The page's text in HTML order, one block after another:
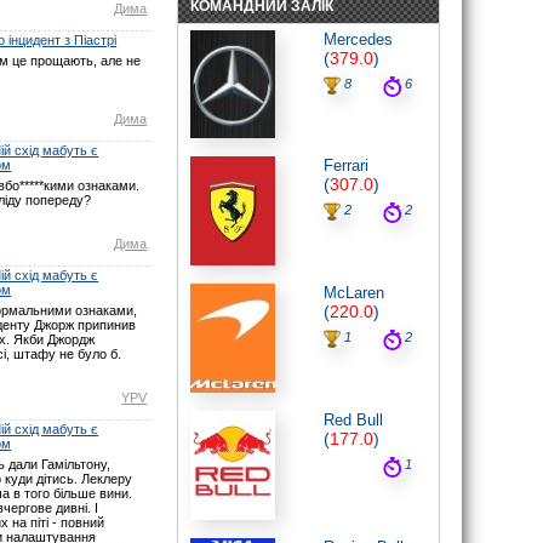
Дима
з Піастрі
це прощають, але не
Дима
схід мабуть є
ознаками.
попереду?
Дима
схід мабуть є
ознаками,
Джорж припинив
Якби Джордж
штафу не було б.
YPV
схід мабуть є
Гамільтону,
дітись. Леклеру
в того більше вини.
дивні. І
на піті - повний
налаштування
noteyu: Мабуть Ви не туди глянули? У
Монако початок о 16:00 за Києвом.
Нічого не змінювалось.
07.06.26 17:21
maxizh: І знову у вас помилки з
часом початку гонки. По вашим
помилкам люди пропускають гонку.
годину початку гонок. Другий рік
косячите. Не серйозно.
07.06.26 15:22
noteyu: Тут трансляцій немає.
Sweden1984: Вітаю шановні.
03.05.26 18:41
: Тепер головна інтрига:
залишиться Кімі лідером на старті чи,
візьме не Джордж, а Кімі.
29.03.26 15:37
noteyu: Перевантаження 50G відчув
Берман під час зіткнення з бар'єром,
повідомив Девід Крофт
Дима: Навряд — Рассел ще більше
КОМАНДНИЙ ЗАЛІК
Mercedes
(379.0)
8 6
Ferrari
(307.0)
2 2
McLaren
(220.0)
1 2
Red Bull
(177.0)
1